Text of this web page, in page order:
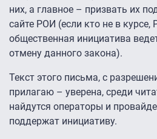
них, а главное – призвать их
сайте РОИ (если кто не в курсе,
общественная инициатива
отмену данного закона).
Текст этого письма, с
прилагаю – уверена, среди
найдутся операторы и
поддержат инициативу.